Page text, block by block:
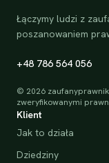
Łączymy ludzi z
poszanowaniem
+48 786 564 056
© 2026
zweryfikowanymi
Klient
Jak to działa
Dziedziny